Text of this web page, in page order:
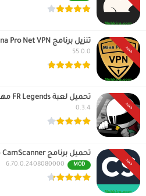
جديد
تنزيل برنامج Mina Pro Net VPN مهكر للاندرويد و للايفون
55.0.0
جديد
تحميل لعبة FR Legends مهكرة أموال غير محدودة اخر اصدار
0.3.4
جديد
تحميل برنامج CamScanner مهكر اخر اصدار النسخة المدفوعة
MOD
6.70.0.2408080000